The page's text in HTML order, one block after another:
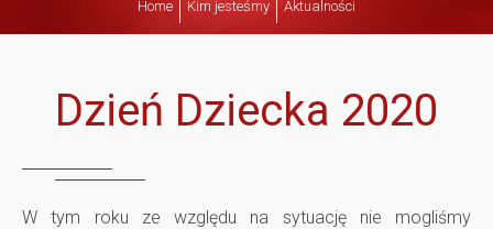
z
ń
Home Kim jesteśmy Aktualności
Dzień Dziecka 2020
W tym roku ze względu na sytuację nie mogliśmy